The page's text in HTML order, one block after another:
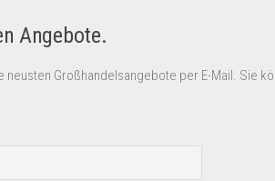
Angebote.
Großhandelsangebote per E-Mail. Sie